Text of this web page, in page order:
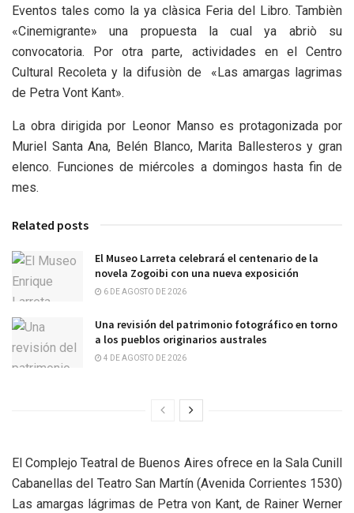
Eventos tales como la ya clàsica Feria del Libro. Tambièn
«Cinemigrante» una propuesta la cual ya abriò su
convocatoria. Por otra parte, actividades en el Centro
Cultural Recoleta y la difusiòn de «Las amargas lagrimas
de Petra Vont Kant».
La obra dirigida por Leonor Manso es protagonizada por
Muriel Santa Ana, Belén Blanco, Marita Ballesteros y gran
elenco. Funciones de miércoles a domingos hasta fin de
mes.
Related posts
El Museo Larreta celebrará el centenario de la
novela Zogoibi con una nueva exposición
6 DE AGOSTO DE 2026
Una revisión del patrimonio fotográfico en torno
a los pueblos originarios australes
4 DE AGOSTO DE 2026
El Complejo Teatral de Buenos Aires ofrece en la Sala Cunill
Cabanellas del Teatro San Martín (Avenida Corrientes 1530)
Las amargas lágrimas de Petra von Kant, de Rainer Werner